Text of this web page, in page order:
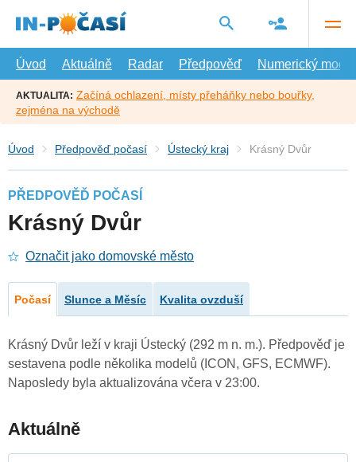
hlavní
Úvod
Aktuálně Radar Předpověď Numerický model
AKTUALITA: Začíná ochlazení, místy přeháňky nebo bouřky,
zejména na východě
Úvod Předpověď počasí Ústecký kraj Krásný Dvůr
PŘEDPOVĚĎ POČASÍ
Krásný Dvůr
Označit jako domovské město
Počasí Slunce a Měsíc Kvalita ovzduší
Krásný Dvůr leží v kraji Ústecký (292 m n. m.). Předpověď je
sestavena podle několika modelů (ICON, GFS, ECMWF).
Naposledy byla aktualizována včera v 23:00.
Aktuálně